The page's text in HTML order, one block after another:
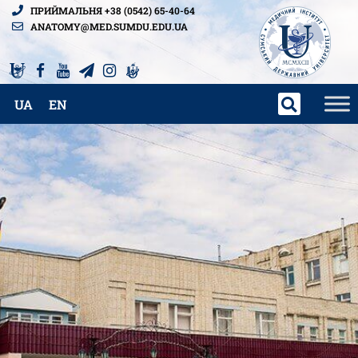
ПРИЙМАЛЬНЯ +38 (0542) 65-40-64
ANATOMY@MED.SUMDU.EDU.UA
UA EN